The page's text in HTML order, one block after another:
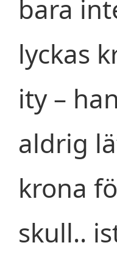
bara
lyckas
ity –
aldrig
krona
skull..